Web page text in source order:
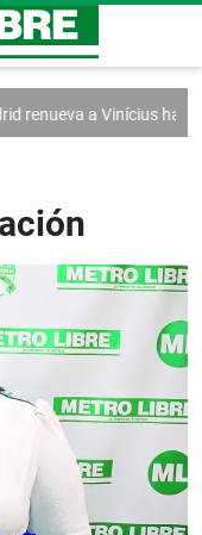
a Vinícius hasta